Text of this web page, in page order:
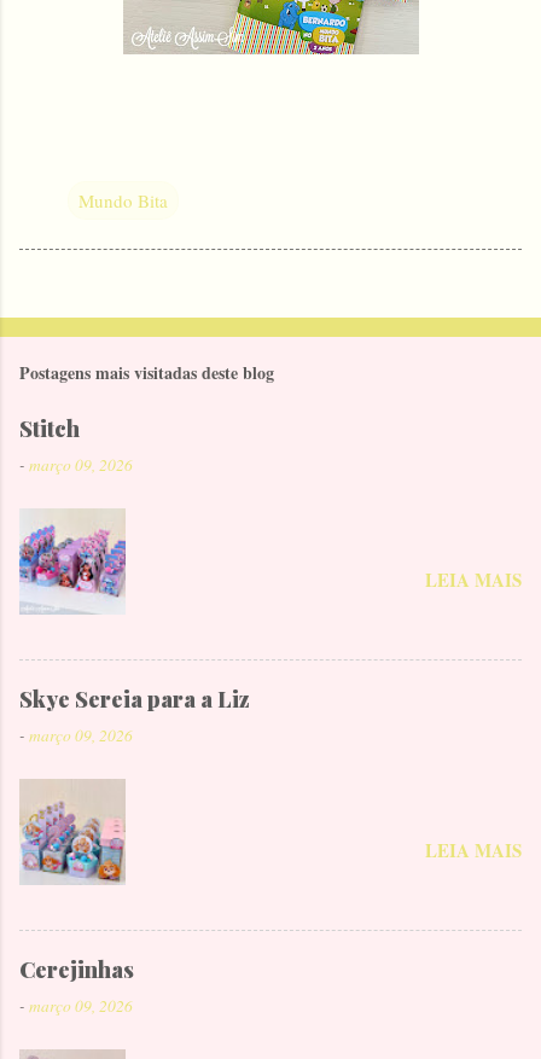
Mundo Bita
Postagens mais visitadas deste blog
Stitch
- março 09, 2026
LEIA MAIS
Skye Sereia para a Liz
- março 09, 2026
LEIA MAIS
Cerejinhas
- março 09, 2026